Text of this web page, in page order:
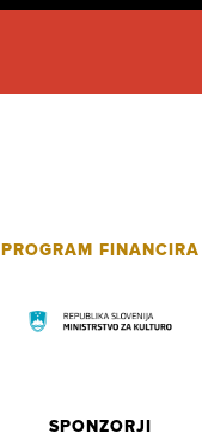
PROGRAM FINANCIRA
SPONZORJI